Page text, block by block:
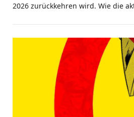
2026 zurückkehren wird. Wie die